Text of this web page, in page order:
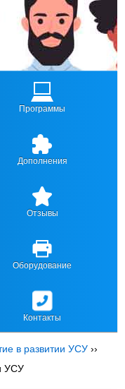
Программы
Дополнения
Отзывы
Оборудование
Контакты
в развитии УСУ ››
УСУ